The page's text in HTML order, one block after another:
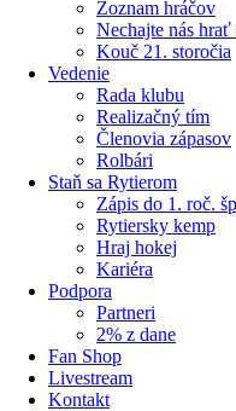
Zoznam hráčov
Nechajte nás hrať
Kouč 21. storočia
Vedenie
Rada klubu
Realizačný tím
Členovia zápasov
Rolbári
Staň sa Rytierom
Zápis do 1. roč.
Rytiersky kemp
Hraj hokej
Kariéra
Podpora
Partneri
2% z dane
Fan Shop
Livestream
Kontakt